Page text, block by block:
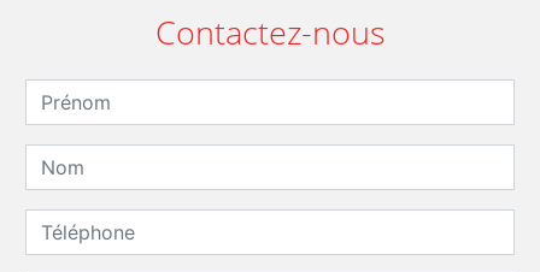
Contactez-nous